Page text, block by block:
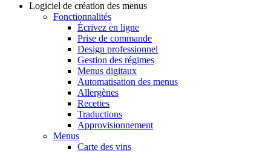
navigation
Logiciel de création des menus
Fonctionnalités
Écrivez en ligne
Prise de commande
Design professionnel
Gestion des régimes
Menus digitaux
Automatisation des menus
Allergènes
Recettes
Traductions
Approvisionnement
Menus
Carte des vins